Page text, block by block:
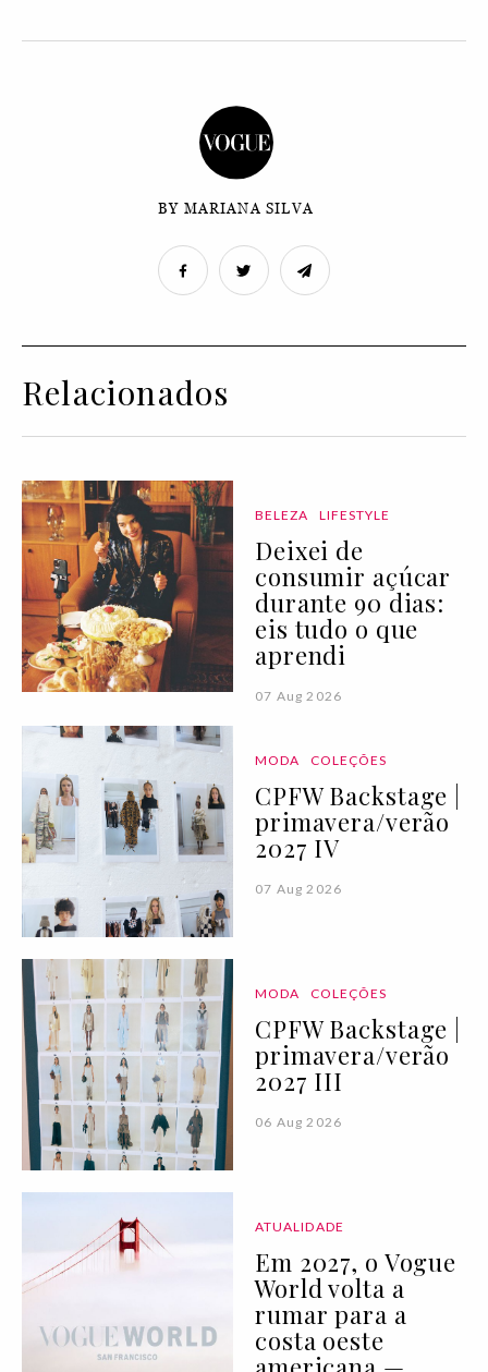
BY MARIANA SILVA
Relacionados
BELEZA LIFESTYLE
Deixei de
consumir açúcar
durante 90 dias:
eis tudo o que
aprendi
07 Aug 2026
MODA COLEÇÕES
CPFW Backstage |
primavera/verão
2027 IV
07 Aug 2026
MODA COLEÇÕES
CPFW Backstage |
primavera/verão
2027 III
06 Aug 2026
ATUALIDADE
Em 2027, o Vogue
World volta a
rumar para a
costa oeste